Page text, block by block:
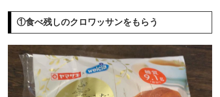
①食べ残しのクロワッサンをもらう